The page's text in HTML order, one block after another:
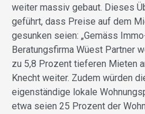
weiter massiv gebaut. Dieses
geführt, dass Preise auf dem
gesunken seien: „Gemäss
Beratungsfirma Wüest Partner
zu 5,8 Prozent tieferen Mieten
Knecht weiter. Zudem würden
eigenständige lokale
etwa seien 25 Prozent der